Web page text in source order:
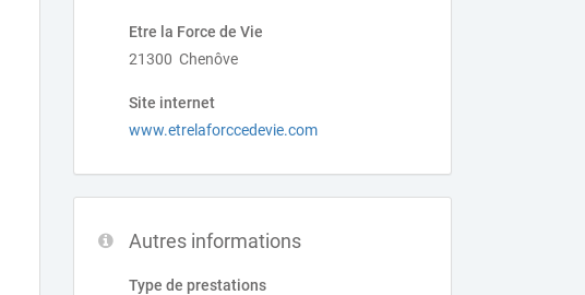
Etre la Force de Vie
21300 Chenôve
Site internet
www.etrelaforccedevie.com
Autres informations
Type de prestations